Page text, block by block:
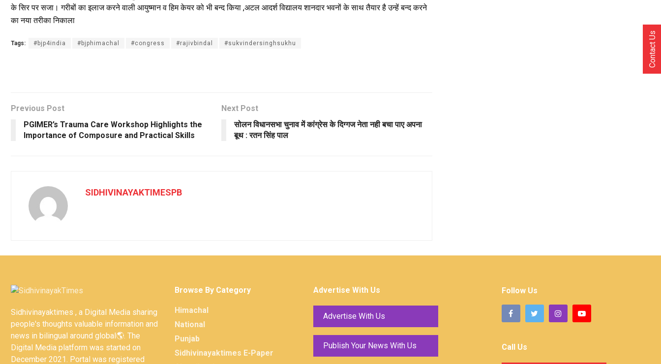
के सिर पर सजा। गरीबों का इलाज करने वाली आयुष्मान व हिम केयर को भी बन्द किया ,अटल आदर्श विद्यालय शानदार भवनों के साथ तैयार है उन्हें बन्द करने
का नया तरीका निकाला
Tags: #bjp4india #bjphimachal #congress #rajivbindal #sukvindersinghsukhu
Previous Post
PGIMER’s Trauma Care Workshop Highlights the
Importance of Composure and Practical Skills
Next Post
सोलन विधानसभा चुनाव में कांग्रेस के दिग्गज नेता नही बचा पाए अपना
बूथ : रतन सिंह पाल
SIDHIVINAYAKTIMESPB
Sidhivinayaktimes , a Digital Media sharing
people's thoughts valuable information and
news in bilingual around global🌎. The
Digital Media platform was started on
December 2021. Portal was registered
Browse By Category
Himachal
National
Punjab
Sidhivinayaktimes E-Paper
Advertise With Us
Advertise With Us
Publish Your News With Us
Follow Us
Call Us
Contact Us